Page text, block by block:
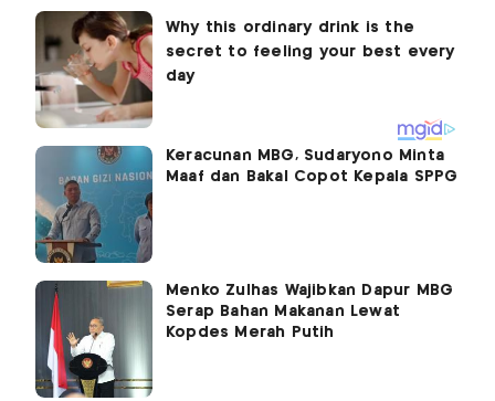
Keracunan MBG, Sudaryono Minta
Maaf dan Bakal Copot Kepala SPPG
Menko Zulhas Wajibkan Dapur MBG
Serap Bahan Makanan Lewat
Kopdes Merah Putih